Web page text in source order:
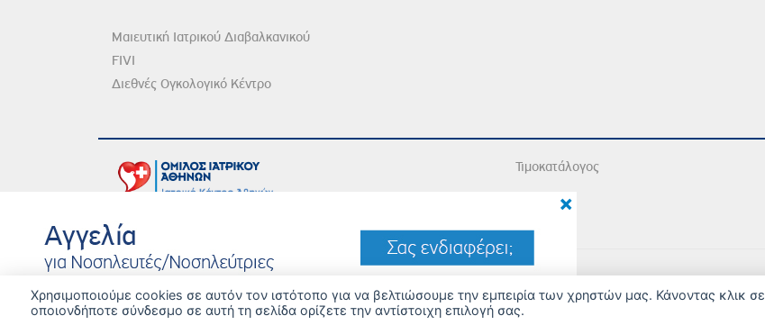
Μαιευτική Ιατρικού Διαβαλκανικού
FIVI
Διεθνές Ογκολογικό Κέντρο
Τιμοκατάλογος
DISCLAIMER
© 2026 Copyright © Iatriko.gr | Powered by Aboutnet
×
Χρησιμοποιούμε cookies σε αυτόν τον ιστότοπο για να βελτιώσουμε την εμπειρία των χρηστών μας. Κάνοντας κλικ σε
οποιονδήποτε σύνδεσμο σε αυτή τη σελίδα ορίζετε την αντίστοιχη επιλογή σας.